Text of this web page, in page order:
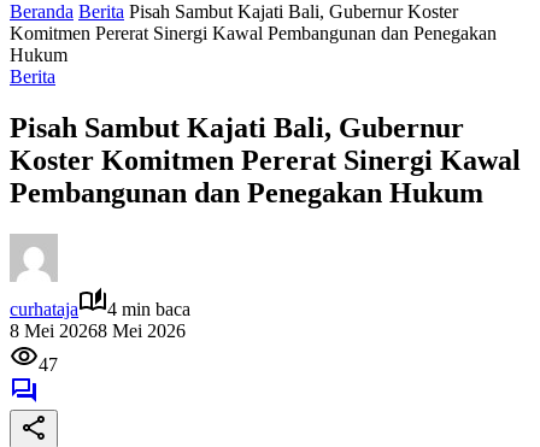
Beranda Berita Pisah Sambut Kajati Bali, Gubernur Koster
Komitmen Pererat Sinergi Kawal Pembangunan dan Penegakan
Hukum
Berita
Pisah Sambut Kajati Bali, Gubernur
Koster Komitmen Pererat Sinergi Kawal
Pembangunan dan Penegakan Hukum
curhataja
4 min baca
8 Mei 20268 Mei 2026
47